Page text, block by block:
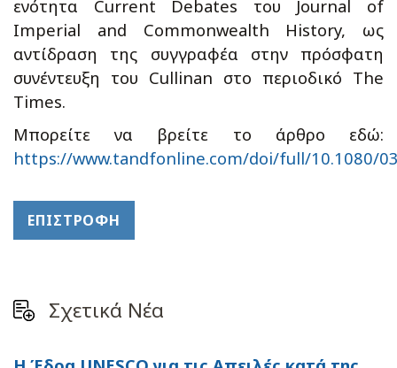
ενότητα Current Debates του Journal of
Imperial and Commonwealth History, ως
αντίδραση της συγγραφέα στην πρόσφατη
συνέντευξη του Cullinan στο περιοδικό The
Times.
Μπορείτε να βρείτε το άρθρο εδώ:
https://www.tandfonline.com/doi/full/10.1080/
ΕΠΙΣΤΡΟΦΉ
Σχετικά Νέα